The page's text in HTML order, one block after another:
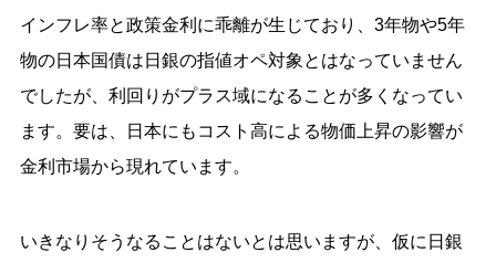
インフレ率と政策金利に乖離が生じており、3年物や5年
物の日本国債は日銀の指値オペ対象とはなっていません
でしたが、利回りがプラス域になることが多くなってい
ます。要は、日本にもコスト高による物価上昇の影響が
金利市場から現れています。
いきなりそうなることはないとは思いますが、仮に日銀